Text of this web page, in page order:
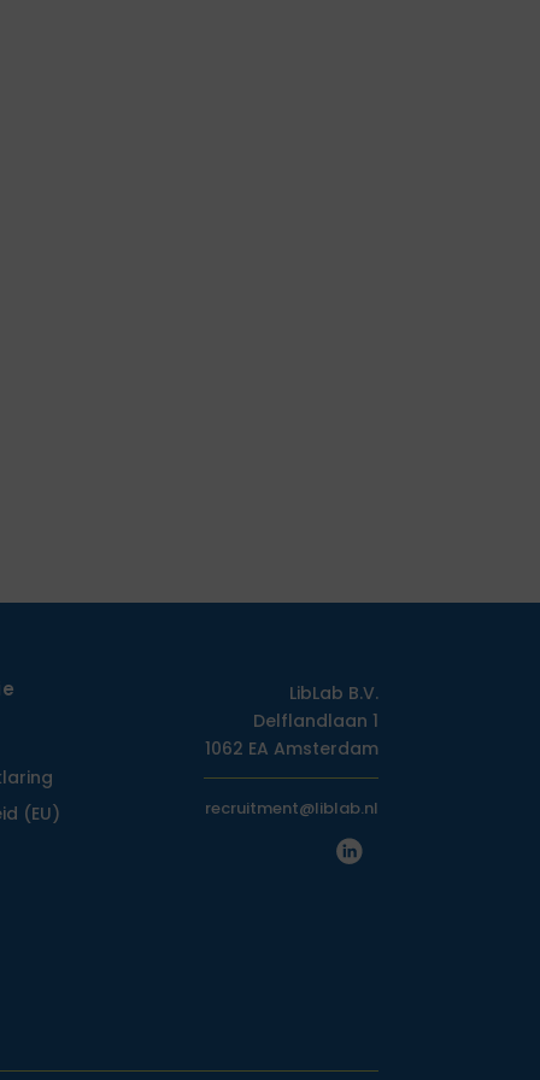
(EU)
LibLab B.V.
Delflandlaan 1
1062 EA Amsterdam
recruitment@liblab.nl